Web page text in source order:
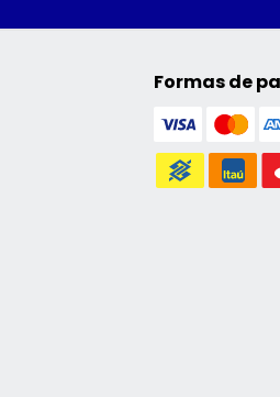
Formas de